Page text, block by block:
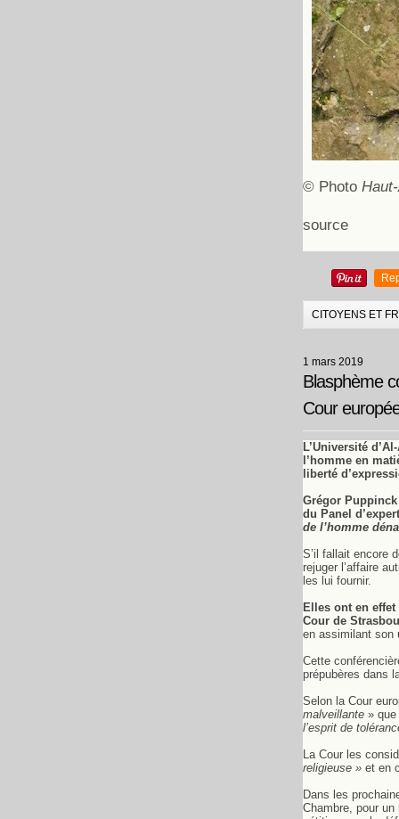
© Photo
source
CITOYENS ET
1 mars 2019
Blasphème
Cour
L’Université
l’homme en
liberté
Grégor
du Panel
de l’homme
S’il fallait encore
rejuger l’affaire
les lui fournir.
Elles ont en
Cour de
en assimilant son
Cette
prépubères dans
Selon la Cour
malveillante »
l’esprit de
La Cour les
religieuse » et en
Dans les
Chambre, pour